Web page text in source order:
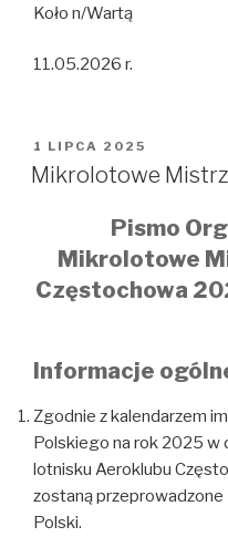
Koło n/Wartą
11.05.2026 r.
OPUBLIKOWANE
W
1 LIPCA 2025
Mikrolotowe
Pismo
Mikrolotowe
Częstochowa
Informacje
Zgodnie z kalendarzem
Polskiego na rok 2025 w
lotnisku Aeroklubu
zostaną
Polski.